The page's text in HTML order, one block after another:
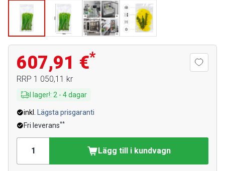
607,91 €*
RRP 1 050,11 kr
I lager!: 2 - 4dagar
inkl.
Lägsta prisgaranti
Fri leverans**
Lägg till i kundvagn